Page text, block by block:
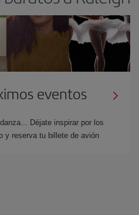
eventos
Déjate inspirar por los
y reserva tu billete de avión